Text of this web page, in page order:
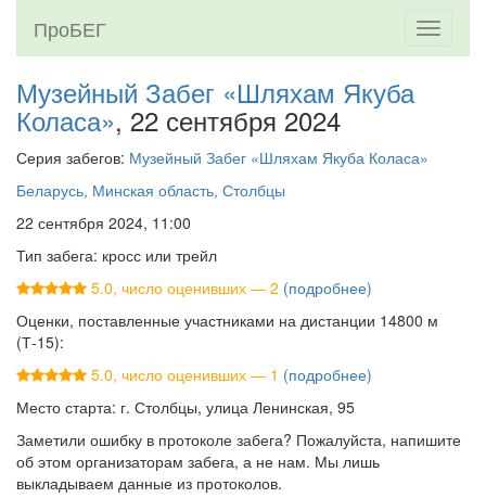
Toggle
ПроБЕГ
Музейный Забег «Шляхам Якуба
Коласа», 22 сентября 2024
Серия забегов: Музейный Забег «Шляхам Якуба Коласа»
Беларусь, Минская область, Столбцы
22 сентября 2024, 11:00
Тип забега: кросс или трейл
5.0, число оценивших — 2 (подробнее)
Оценки, поставленные участниками на дистанции 14800 м
(Т-15):
5.0, число оценивших — 1 (подробнее)
Место старта: г. Столбцы, улица Ленинская, 95
Заметили ошибку в протоколе забега? Пожалуйста, напишите
об этом организаторам забега, а не нам. Мы лишь
выкладываем данные из протоколов.